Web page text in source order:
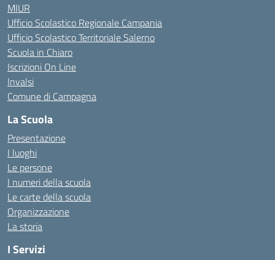
MIUR
Ufficio Scolastico Regionale Campania
Ufficio Scolastico Territoriale Salerno
Scuola in Chiaro
Iscrizioni On Line
Invalsi
Comune di Campagna
La Scuola
Presentazione
I luoghi
Le persone
I numeri della scuola
Le carte della scuola
Organizzazione
La storia
I Servizi